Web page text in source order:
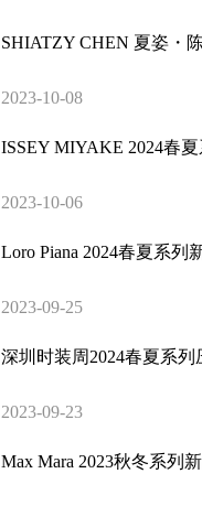
SHIATZY CHEN 夏姿・
2023-10-08
ISSEY MIYAKE 2024春
2023-10-06
Loro Piana 2024春夏系列
2023-09-25
深圳时装周2024春夏系列
2023-09-23
Max Mara 2023秋冬系列